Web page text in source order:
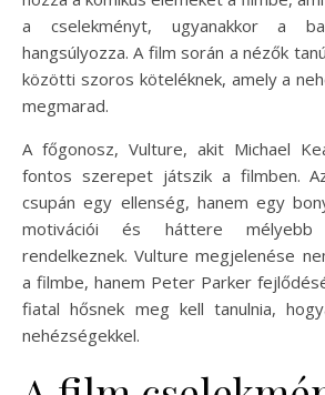
a cselekményt, ugyanakkor a
hangsúlyozza. A film során a nézők
közötti szoros köteléknek, amely a
megmarad.
A főgonosz, Vulture, akit Michael
fontos szerepet játszik a filmben.
csupán egy ellenség, hanem egy
motivációi és háttere mélyebb
rendelkeznek. Vulture megjelenése
a filmbe, hanem Peter Parker
fiatal hősnek meg kell tanulnia,
nehézségekkel.